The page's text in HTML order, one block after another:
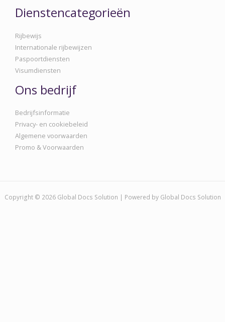
Dienstencategorieën
Rijbewijs
Internationale rijbewijzen
Paspoortdiensten
Visumdiensten
Ons bedrijf
Bedrijfsinformatie
Privacy- en cookiebeleid
Algemene voorwaarden
Promo & Voorwaarden
Copyright © 2026 Global Docs Solution | Powered by Global Docs Solution